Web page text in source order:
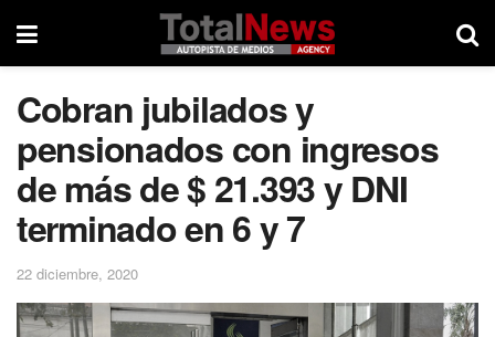
Cobran jubilados y
pensionados con ingresos
de más de $ 21.393 y DNI
terminado en 6 y 7
22 diciembre, 2020